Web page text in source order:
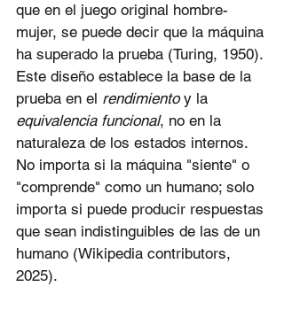
que en el juego original hombre-
mujer, se puede decir que la máquina
ha superado la prueba (Turing, 1950).
Este diseño establece la base de la
prueba en el rendimiento y la
equivalencia funcional, no en la
naturaleza de los estados internos.
No importa si la máquina "siente" o
"comprende" como un humano; solo
importa si puede producir respuestas
que sean indistinguibles de las de un
humano (Wikipedia contributors,
2025).